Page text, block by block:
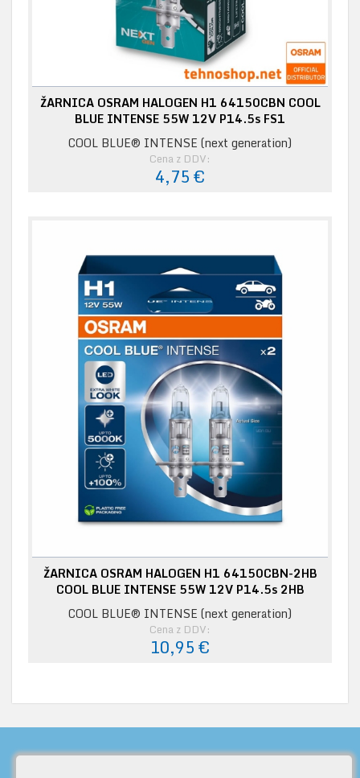
ŽARNICA OSRAM HALOGEN H1 64150CBN COOL
BLUE INTENSE 55W 12V P14.5s FS1
COOL BLUE® INTENSE (next generation)
Cena z DDV:
4,75 €
ŽARNICA OSRAM HALOGEN H1 64150CBN-2HB
COOL BLUE INTENSE 55W 12V P14.5s 2HB
COOL BLUE® INTENSE (next generation)
Cena z DDV:
10,95 €